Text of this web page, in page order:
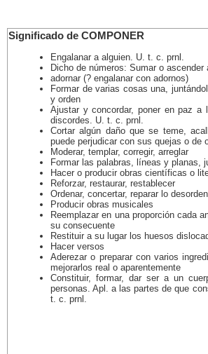
Significado de COMPONER
Engalanar a alguien. U. t. c. prnl.
Dicho de números: Sumar o
adornar (? engalanar con adornos)
Formar de varias cosas una,
y orden
Ajustar y concordar, poner en paz
discordes. U. t. c. prnl.
Cortar algún daño que se teme,
puede perjudicar con sus quejas o de
Moderar, templar, corregir, arreglar
Formar las palabras, líneas y planas,
Hacer o producir obras científicas o
Reforzar, restaurar, restablecer
Ordenar, concertar, reparar lo
Producir obras musicales
Reemplazar en una proporción cada
su consecuente
Restituir a su lugar los huesos
Hacer versos
Aderezar o preparar con varios
mejorarlos real o aparentemente
Constituir, formar, dar ser a un
personas. Apl. a las partes de que
t. c. prnl.